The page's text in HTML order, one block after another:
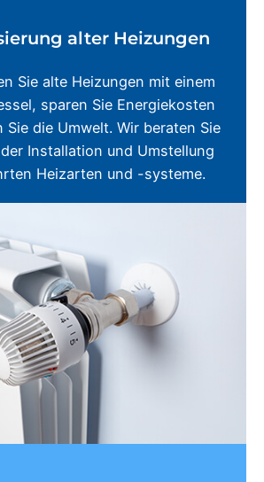
alter Heizungen
Sie alte Heizungen mit einem
sparen Sie Energiekosten
Sie die Umwelt. Wir beraten Sie
Installation und Umstellung
Heizarten und -systeme.